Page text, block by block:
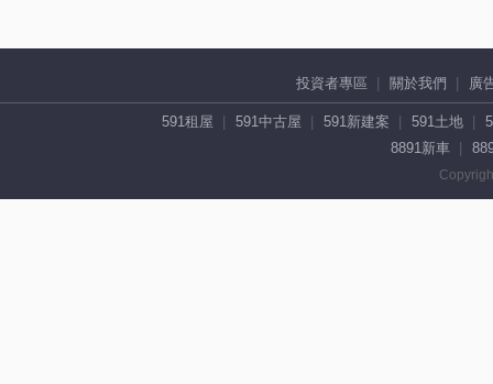
投資者專區 關於我們 廣
591租屋 591中古屋 591新建案 591土地
8891新車